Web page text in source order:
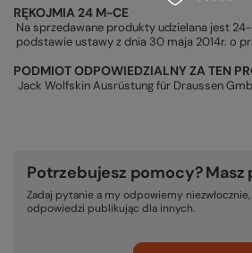
RĘKOJMIA 24 M-CE
Na sprzedawane produkty udzielana jest
podstawie ustawy z dnia 30 maja 2014r. o
PODMIOT ODPOWIEDZIALNY ZA TEN
Jack Wolfskin Ausrüstung für Draussen
Potrzebujesz pomocy? Masz
Zadaj pytanie a my odpowiemy
odpowiedzi publikując dla innych.